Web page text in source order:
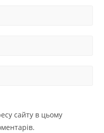
сайту в цьому